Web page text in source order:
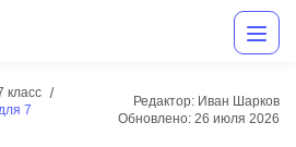
класс
7
Редактор: Иван Шарков
Обновлено: 26 июля 2026